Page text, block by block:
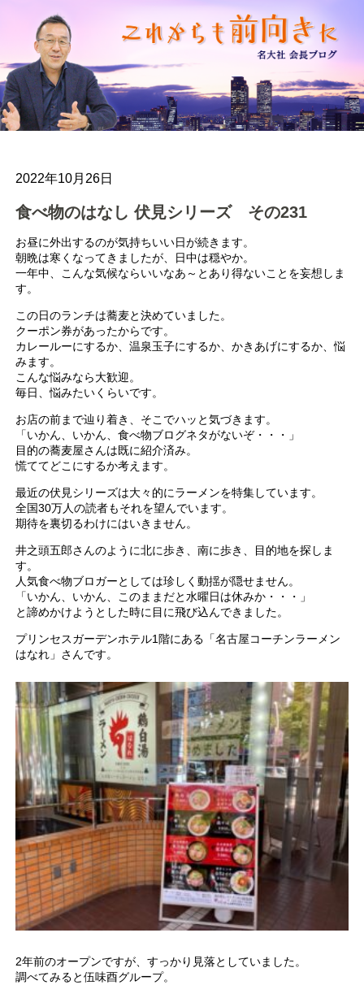
2022年10月26日
食べ物のはなし 伏見シリーズ その231
お昼に外出するのが気持ちいい日が続きます。
朝晩は寒くなってきましたが、日中は穏やか。
一年中、こんな気候ならいいなあ～とあり得ないことを妄想しま
す。
この日のランチは蕎麦と決めていました。
クーポン券があったからです。
カレールーにするか、温泉玉子にするか、かきあげにするか、悩
みます。
こんな悩みなら大歓迎。
毎日、悩みたいくらいです。
お店の前まで辿り着き、そこでハッと気づきます。
「いかん、いかん、食べ物ブログネタがないぞ・・・」
目的の蕎麦屋さんは既に紹介済み。
慌ててどこにするか考えます。
最近の伏見シリーズは大々的にラーメンを特集しています。
全国30万人の読者もそれを望んでいます。
期待を裏切るわけにはいきません。
井之頭五郎さんのように北に歩き、南に歩き、目的地を探しま
す。
人気食べ物ブロガーとしては珍しく動揺が隠せません。
「いかん、いかん、このままだと水曜日は休みか・・・」
と諦めかけようとした時に目に飛び込んできました。
プリンセスガーデンホテル1階にある「名古屋コーチンラーメン
はなれ」さんです。
2年前のオープンですが、すっかり見落としていました。
調べてみると伍味酉グループ。